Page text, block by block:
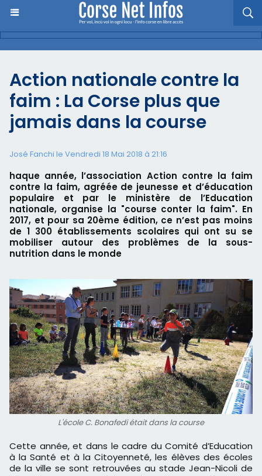
Action nationale contre la
faim : La Corse plus que
jamais dans la course
José Fanchi le Vendredi 18 Mai 2018 à 21:16
haque année, l’association Action contre la faim
contre la faim, agréée de jeunesse et d’éducation
populaire et par le ministère de l’Education
nationale, organise la "course conter la faim". En
2017, et pour sa 20ème édition, ce n’est pas moins
de 1 300 établissements scolaires qui ont su se
mobiliser autour des problèmes de la sous-
nutrition dans le monde
L'école C. Bonafedi était dans la course
Cette année, et dans le cadre du Comité d’Education
à la Santé et à la Citoyenneté, les élèves des écoles
de la ville se sont retrouvées au stade Jean-Nicoli de